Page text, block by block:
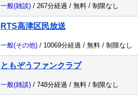
一般(雑談) / 267分経過 / 無料 / 制限なし
RTS高津区民放送
一般(その他) / 10069分経過 / 無料 / 制限なし
ともぞうファンクラブ
一般(雑談) / 748分経過 / 無料 / 制限なし